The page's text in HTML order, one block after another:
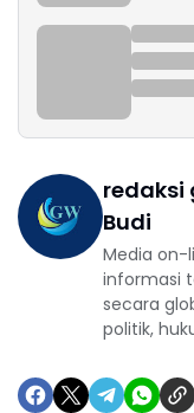
redaksi
Budi
Media on-
informasi
secara
politik,